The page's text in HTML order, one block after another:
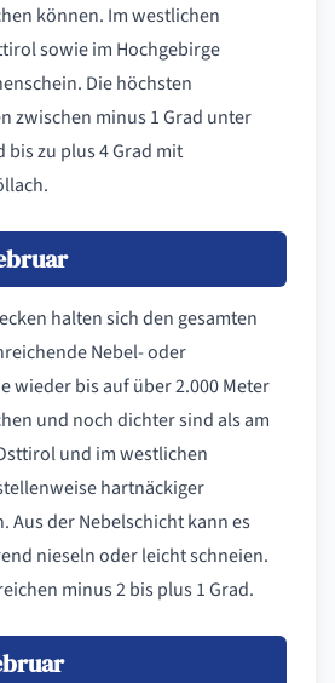
können. Im westlichen
sowie im Hochgebirge
Die höchsten
zwischen minus 1 Grad unter
zu plus 4 Grad mit
halten sich den gesamten
Nebel- oder
wieder bis auf über 2.000 Meter
und noch dichter sind als am
und im westlichen
hartnäckiger
Aus der Nebelschicht kann es
nieseln oder leicht schneien.
minus 2 bis plus 1 Grad.